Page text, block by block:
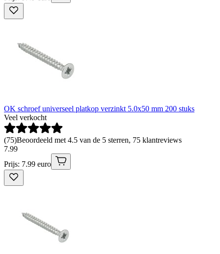
OK schroef universeel platkop verzinkt 5.0x50 mm 200 stuks
Veel verkocht
(75)Beoordeeld met 4.5 van de 5 sterren, 75 klantreviews
7.99
Prijs: 7.99 euro